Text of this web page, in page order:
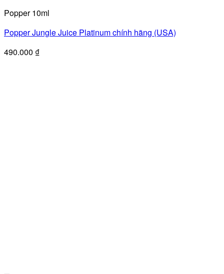
Popper 10ml
Popper Jungle Juice Platinum chính hãng (USA)
490.000 ₫